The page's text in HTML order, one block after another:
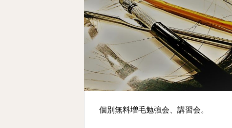
個別無料増毛勉強会、講習会。